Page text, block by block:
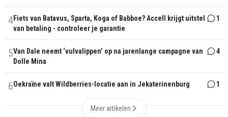
4Fiets van Batavus, Sparta, Koga of Babboe? Accell krijgt uitstel
van betaling - controleer je garantie
1
5Van Dale neemt ‘vulvalippen’ op na jarenlange campagne van
Dolle Mina
4
6Oekraïne valt Wildberries-locatie aan in Jekaterinenburg 1
Meer artikelen